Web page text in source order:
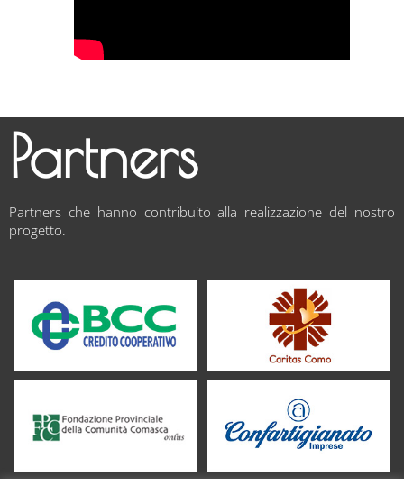
Partners
Partners che hanno contribuito alla realizzazione del nostro
progetto.